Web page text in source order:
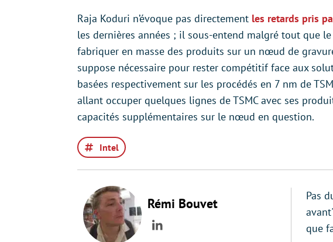
Raja Koduri n’évoque pas directement les retards pris
les dernières années ; il sous-entend malgré tout que
fabriquer en masse des produits sur un nœud de
suppose nécessaire pour rester compétitif face aux
basées respectivement sur les procédés en 7 nm de
allant occuper quelques lignes de TSMC avec ses
capacités supplémentaires sur le nœud en question.
Intel
Rémi Bouvet
LinkedIn
Pas
que